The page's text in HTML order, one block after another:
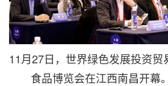
11月27日，世界绿色发展投资
食品博览会在江西南昌开幕